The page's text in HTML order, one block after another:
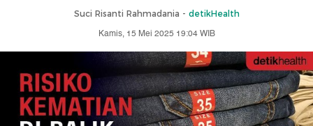
Suci Risanti Rahmadania - detikHealth
Kamis, 15 Mei 2025 19:04 WIB